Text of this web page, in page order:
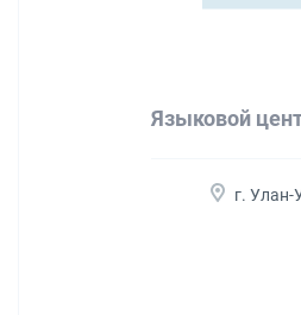
Языковой
г. Улан-